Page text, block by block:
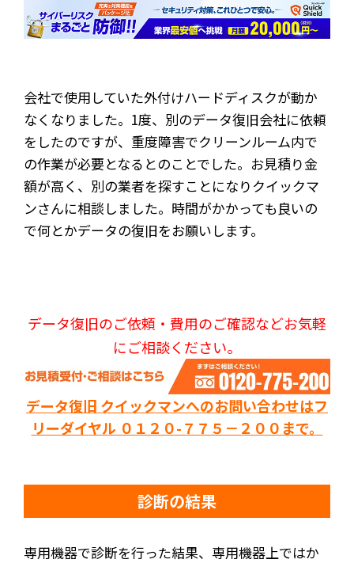
会社で使用していた外付けハードディスクが動か
なくなりました。1度、別のデータ復旧会社に依頼
をしたのですが、重度障害でクリーンルーム内で
の作業が必要となるとのことでした。お見積り金
額が高く、別の業者を探すことになりクイックマ
ンさんに相談しました。時間がかかっても良いの
で何とかデータの復旧をお願いします。
データ復旧のご依頼・費用のご確認などお気軽
にご相談ください。
データ復旧 クイックマンへのお問い合わせはフ
リーダイヤル ０１２０-７７５－２００まで。
診断の結果
専用機器で診断を行った結果、専用機器上ではか